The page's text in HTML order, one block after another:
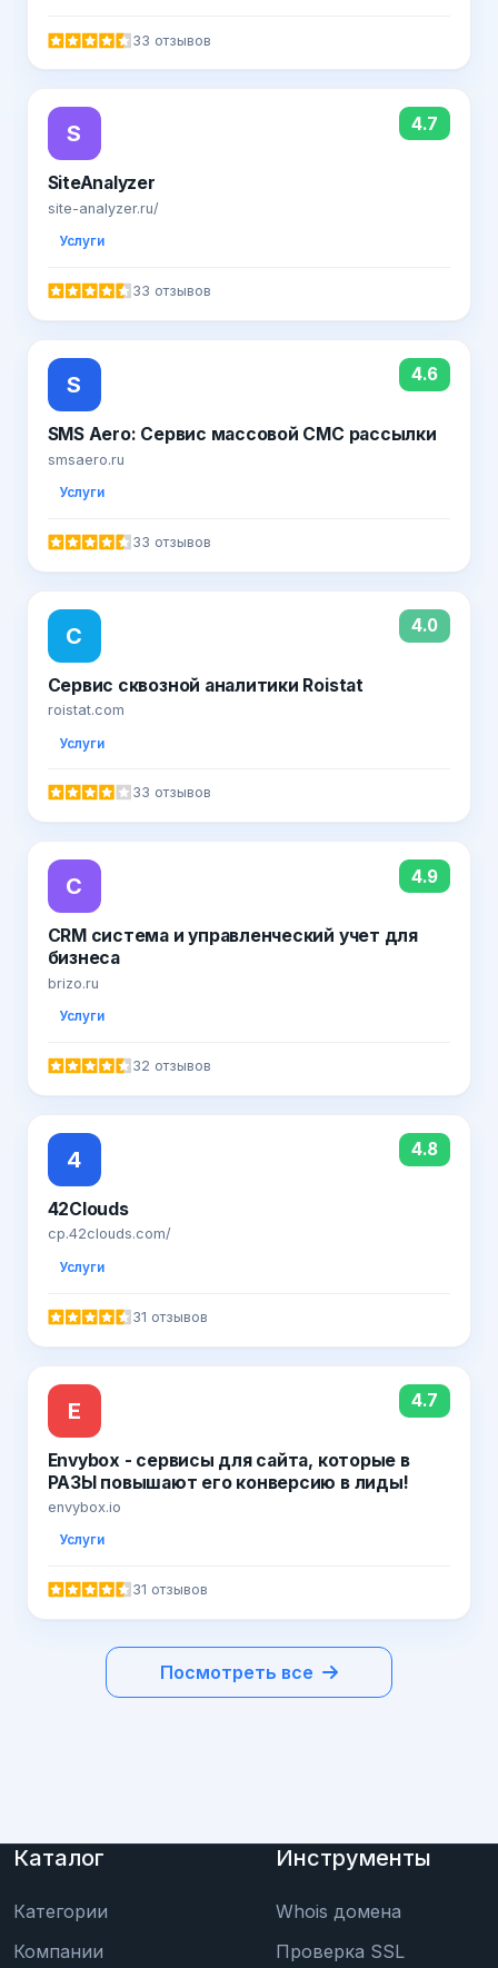
33 отзывов
S 4.7
SiteAnalyzer
site-analyzer.ru/
Услуги
33 отзывов
S 4.6
SMS Aero: Сервис массовой СМС рассылки
smsaero.ru
Услуги
33 отзывов
С 4.0
Сервис сквозной аналитики Roistat
roistat.com
Услуги
33 отзывов
C 4.9
CRM система и управленческий учет для
бизнеса
brizo.ru
Услуги
32 отзывов
4 4.8
42Clouds
cp.42clouds.com/
Услуги
31 отзывов
E 4.7
Envybox - сервисы для сайта, которые в
РАЗЫ повышают его конверсию в лиды!
envybox.io
Услуги
31 отзывов
Посмотреть все
Каталог
Категории
Компании
Инструменты
Whois домена
Проверка SSL